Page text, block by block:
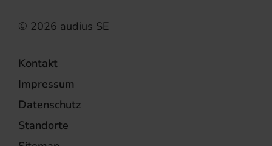
Kontakt
Impressum
Datenschutz
Standorte